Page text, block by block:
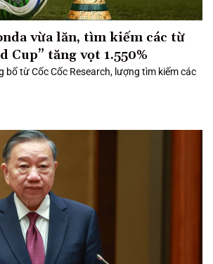
vừa lăn, tìm kiếm các từ
Cup” tăng vọt 1.550%
bố từ Cốc Cốc Research, lượng tìm kiếm các